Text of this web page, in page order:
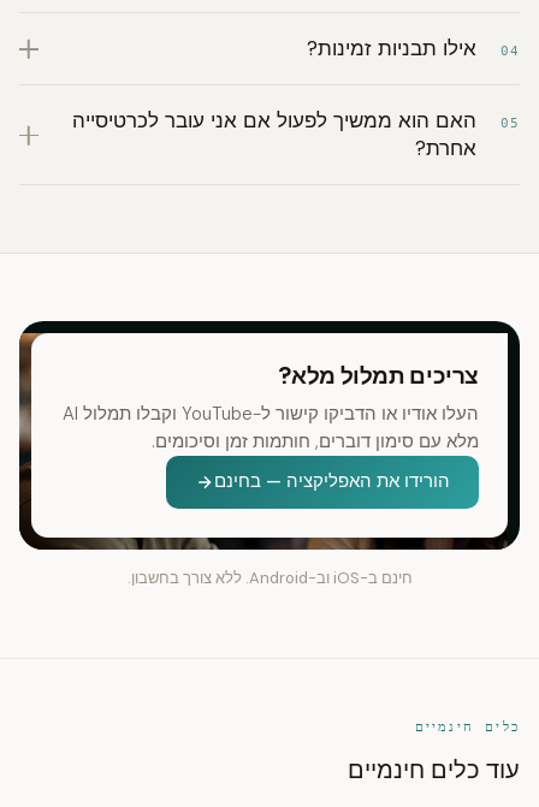
04 אילו תבניות זמינות?
05
האם הוא ממשיך לפעול אם אני עובר לכרטיסייה
אחרת?
צריכים תמלול מלא?
העלו אודיו או הדביקו קישור ל-YouTube וקבלו תמלול AI
מלא עם סימון דוברים, חותמות זמן וסיכומים.
הורידו את האפליקציה — בחינם
חינם ב-iOS וב-Android. ללא צורך בחשבון.
כלים חינמיים
עוד כלים חינמיים